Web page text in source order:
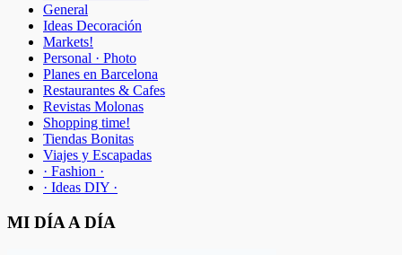
General
Ideas Decoración
Markets!
Personal · Photo
Planes en Barcelona
Restaurantes & Cafes
Revistas Molonas
Shopping time!
Tiendas Bonitas
Viajes y Escapadas
· Fashion ·
· Ideas DIY ·
MI DÍA A DÍA